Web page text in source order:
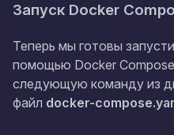
Запуск Docker
Теперь мы готовы
помощью Docker
следующую команду из
файл docker-